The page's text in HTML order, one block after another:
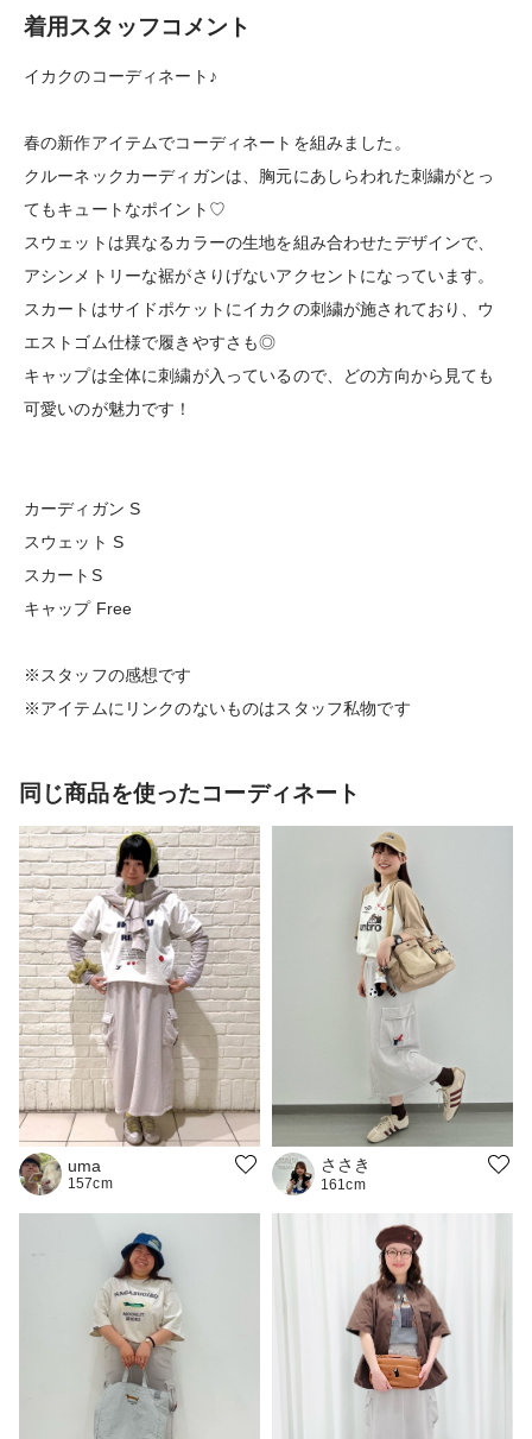
着用スタッフコメント
イカクのコーディネート♪
春の新作アイテムでコーディネートを組みました。
クルーネックカーディガンは、胸元にあしらわれた刺繍がとっ
てもキュートなポイント♡
スウェットは異なるカラーの生地を組み合わせたデザインで、
アシンメトリーな裾がさりげないアクセントになっています。
スカートはサイドポケットにイカクの刺繍が施されており、ウ
エストゴム仕様で履きやすさも◎
キャップは全体に刺繍が入っているので、どの方向から見ても
可愛いのが魅力です！
カーディガン S
スウェット S
スカートS
キャップ Free
※スタッフの感想です
※アイテムにリンクのないものはスタッフ私物です
同じ商品を使ったコーディネート
uma
157cm
ささき
161cm